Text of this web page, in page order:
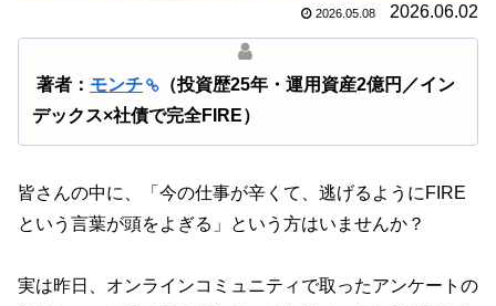
2026.05.08 2026.06.02
著者： モンチ
（投資歴25年・運用資産2億円／イン
デックス×社債で完全FIRE）
皆さんの中に、「今の仕事が辛くて、逃げるようにFIRE
という言葉が頭をよぎる」という方はいませんか？
実は昨日、オンラインコミュニティで取ったアンケートの